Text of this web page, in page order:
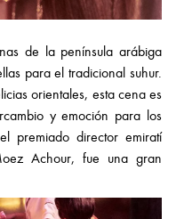
de la península arábiga
para el tradicional suhur.
orientales, esta cena es
y emoción para los
premiado director emiratí
Achour, fue una gran